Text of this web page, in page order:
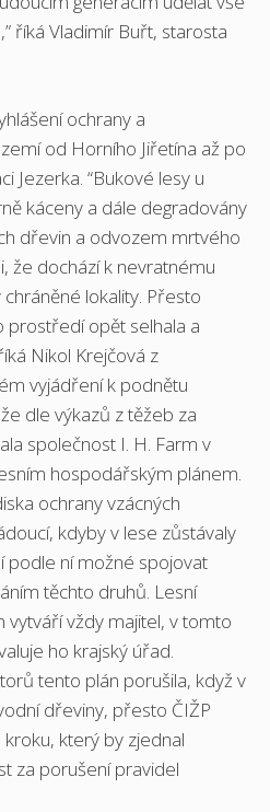
říká Vladimír Buřt, starosta
ochrany a
od Horního Jiřetína až po
Jezerka. “Bukové lesy u
káceny a dále degradovány
dřevin a odvozem mrtvého
že dochází k nevratnému
lokality. Přesto
prostředí opět selhala a
Nikol Krejčová z
vyjádření k podnětu
dle výkazů z těžeb za
společnost I. H. Farm v
hospodářským plánem.
ochrany vzácných
kdyby v lese zůstávaly
podle ní možné spojovat
těchto druhů. Lesní
vždy majitel, v tomto
ho krajský úřad.
tento plán porušila, když v
dřeviny, přesto ČIŽP
který by zjednal
za porušení pravidel